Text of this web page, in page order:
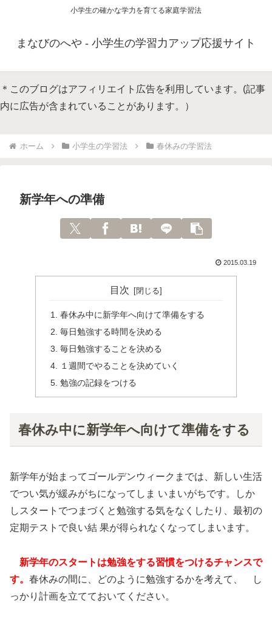
小学生の確かな学力を育てる家庭学習法
まなびのへや - 小学生の学習力アップ応援サイト
＊このブログはアフィリエイト広告を利用しています。(記事
内に広告が含まれていることがあります。）
ホーム 小学生の学習法 春休みの学習法
新学年への準備
2015.03.19
目次
春休み中に新学年へ向けて準備をする
毎日勉強する時間を決める
毎日勉強することを決める
１週間でやることを決めていく
勉強の記録をつける
春休み中に新学年へ向けて準備をする
新学年が始まってゴールデンウィークまでは、新しい生活
でつい気が緩みがちになってしま いまいがちです。しか
しスタートでつまづくと勉強する気をなくしたり、最初の
定期テストで良い結 果が得られなくなってしまいます。
新学年のスタートは勉強をする習慣をつけるチャンスで
す。 春休みの間に、どのように勉強するかを考えて、 し
っかり計画を立てておいてください。